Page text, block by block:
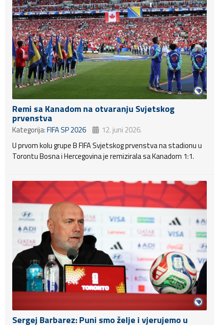
Remi sa Kanadom na otvaranju Svjetskog
prvenstva
Kategorija:FIFA SP 2026
12. juni 2026.
U prvom kolu grupe B FIFA Svjetskog prvenstva na stadionu u
Torontu Bosna i Hercegovina je remizirala sa Kanadom 1:1.
Sergej Barbarez: Puni smo želje i vjerujemo u